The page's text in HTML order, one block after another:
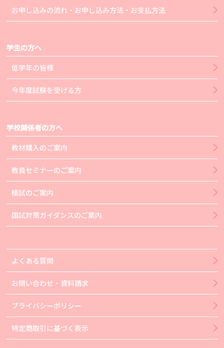
お申し込みの流れ・お申し込み方法・お支払方法
学生の方へ
低学年の皆様
今年度試験を受ける方
学校関係者の方へ
教材購入のご案内
教員セミナーのご案内
模試のご案内
国試対策ガイダンスのご案内
よくある質問
お問い合わせ・資料請求
プライバシーポリシー
特定商取引に基づく表示